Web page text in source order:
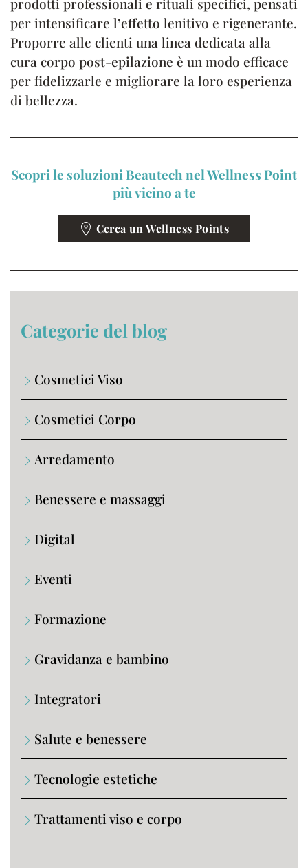
per intensificare l’effetto lenitivo e rigenerante.
Proporre alle clienti una linea dedicata alla
cura corpo post-epilazione è un modo efficace
per fidelizzarle e migliorare la loro esperienza
di bellezza.
Scopri le soluzioni Beautech nel Wellness Point
più vicino a te
Cerca un Wellness Points
Categorie del blog
Cosmetici Viso
Cosmetici Corpo
Arredamento
Benessere e massaggi
Digital
Eventi
Formazione
Gravidanza e bambino
Integratori
Salute e benessere
Tecnologie estetiche
Trattamenti viso e corpo